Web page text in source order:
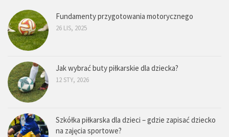
Fundamenty przygotowania motorycznego
26 LIS, 2025
Jak wybrać buty piłkarskie dla dziecka?
12 STY, 2026
Szkółka piłkarska dla dzieci – gdzie zapisać dziecko
na zajęcia sportowe?